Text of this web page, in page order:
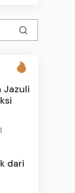
Jazuli
dari